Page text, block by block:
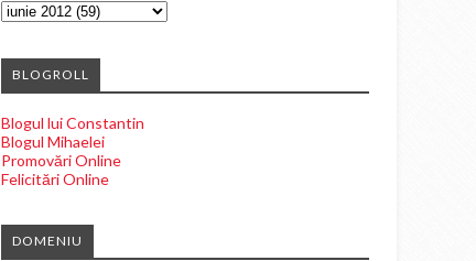
BLOGROLL
Blogul lui Constantin
Blogul Mihaelei
Promovări Online
Felicitări Online
DOMENIU